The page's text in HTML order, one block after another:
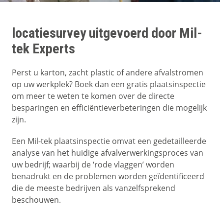
locatiesurvey uitgevoerd door Mil-
tek Experts
Perst u karton, zacht plastic of andere afvalstromen
op uw werkplek? Boek dan een gratis plaatsinspectie
om meer te weten te komen over de directe
besparingen en efficiëntieverbeteringen die mogelijk
zijn.
Een Mil-tek plaatsinspectie omvat een gedetailleerde
analyse van het huidige afvalverwerkingsproces van
uw bedrijf; waarbij de ‘rode vlaggen’ worden
benadrukt en de problemen worden geïdentificeerd
die de meeste bedrijven als vanzelfsprekend
beschouwen.